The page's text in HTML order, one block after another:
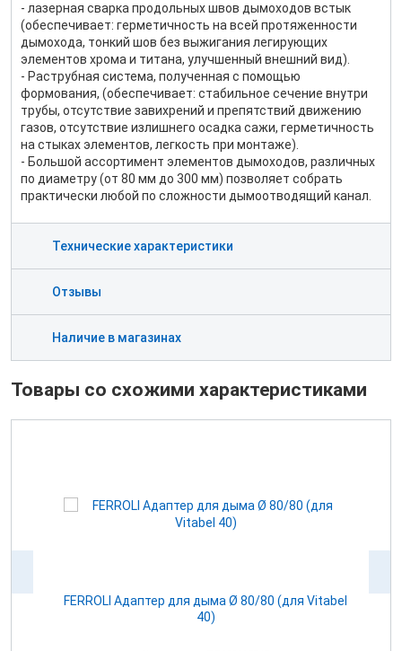
- лазерная сварка продольных швов дымоходов встык
(обеспечивает: герметичность на всей протяженности
дымохода, тонкий шов без выжигания легирующих
элементов хрома и титана, улучшенный внешний вид).
- Раструбная система, полученная с помощью
формования, (обеспечивает: стабильное сечение внутри
трубы, отсутствие завихрений и препятствий движению
газов, отсутствие излишнего осадка сажи, герметичность
на стыках элементов, легкость при монтаже).
- Большой ассортимент элементов дымоходов, различных
по диаметру (от 80 мм до 300 мм) позволяет собрать
практически любой по сложности дымоотводящий канал.
Технические характеристики
Отзывы
Наличие в магазинах
Товары со схожими характеристиками
FERROLI Адаптер для дыма Ø 80/80 (для Vitabel
40)